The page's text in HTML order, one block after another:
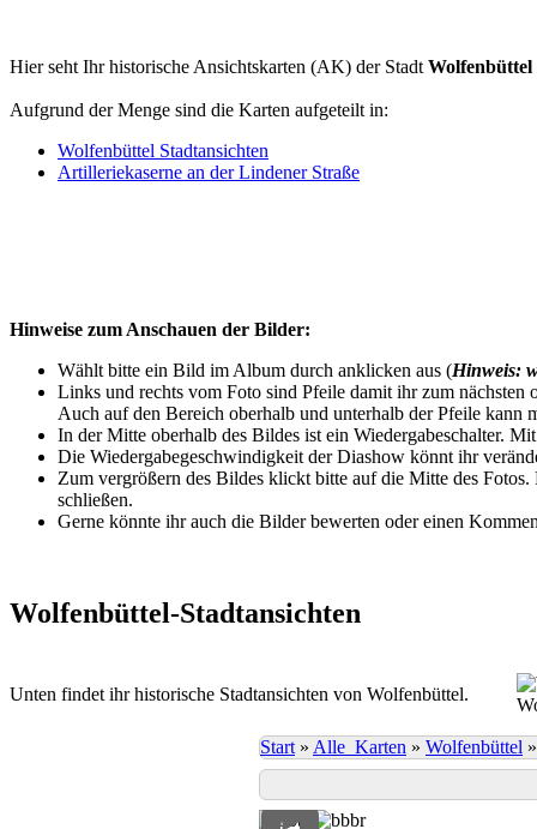
Hier seht Ihr historische Ansichtskarten (AK) der Stadt Wolfenbüttel
Aufgrund der Menge sind die Karten aufgeteilt in:
Wolfenbüttel Stadtansichten
Artilleriekaserne an der Lindener Straße
Hinweise zum Anschauen der Bilder:
Wählt bitte ein Bild im Album durch anklicken aus (Hinweis:
Links und rechts vom Foto sind Pfeile damit ihr zum
Auch auf den Bereich oberhalb und unterhalb der Pfeile kann
In der Mitte oberhalb des Bildes ist ein Wiedergabeschalter.
Die Wiedergabegeschwindigkeit der Diashow könnt ihr
Zum vergrößern des Bildes klickt bitte auf die Mitte des
schließen.
Gerne könnte ihr auch die Bilder bewerten oder einen
Wolfenbüttel-Stadtansichten
Unten findet ihr historische Stadtansichten von Wolfenbüttel.
Start » Alle_Karten » Wolfenbüttel